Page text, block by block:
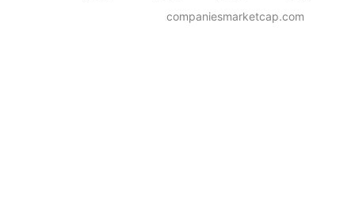
companiesmarketcap.com